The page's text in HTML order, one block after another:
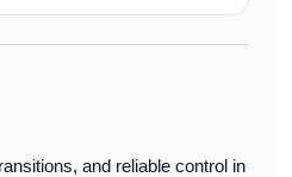
and reliable control in